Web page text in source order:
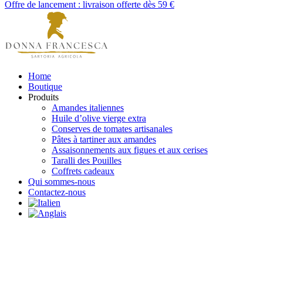
Offre de lancement : livraison offerte dès 59 €
Home
Boutique
Produits
Amandes italiennes
Huile d’olive vierge extra
Conserves de tomates artisanales
Pâtes à tartiner aux amandes
Assaisonnements aux figues et aux cerises
Taralli des Pouilles
Coffrets cadeaux
Qui sommes-nous
Contactez-nous